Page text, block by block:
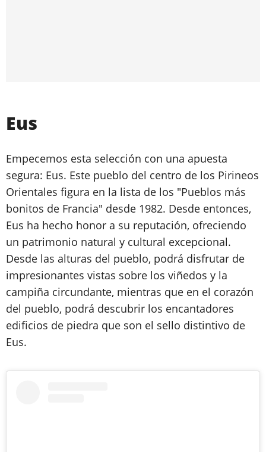
Eus
Empecemos esta selección con una apuesta
segura: Eus. Este pueblo del centro de los Pirineos
Orientales figura en la lista de los "Pueblos más
bonitos de Francia" desde 1982. Desde entonces,
Eus ha hecho honor a su reputación, ofreciendo
un patrimonio natural y cultural excepcional.
Desde las alturas del pueblo, podrá disfrutar de
impresionantes vistas sobre los viñedos y la
campiña circundante, mientras que en el corazón
del pueblo, podrá descubrir los encantadores
edificios de piedra que son el sello distintivo de
Eus.